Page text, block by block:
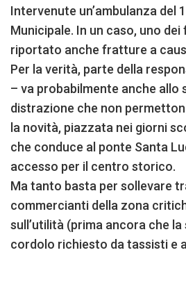
Intervenute un’ambulanza del
Municipale. In un caso, uno
riportato anche fratture a
Per la verità, parte della
– va probabilmente anche allo
distrazione che non
la novità, piazzata nei giorni
che conduce al ponte Santa
accesso per il centro storico.
Ma tanto basta per sollevare
commercianti della zona
sull’utilità (prima ancora che
cordolo richiesto da tassisti e